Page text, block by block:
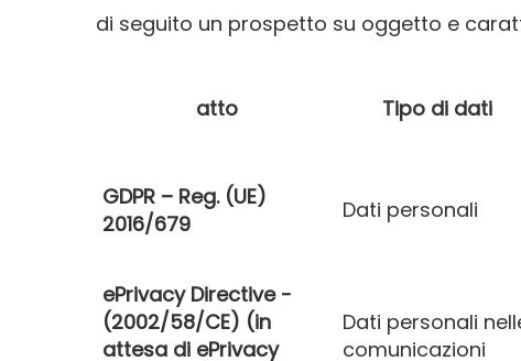
di seguito un prospetto su oggetto e
atto Tipo di dati
GDPR – Reg. (UE)
2016/679
Dati personali
ePrivacy Directive -
(2002/58/CE) (in
attesa di ePrivacy
Dati personali
comunicazioni